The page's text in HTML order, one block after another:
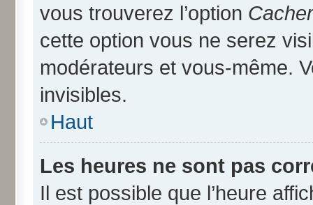
vous trouverez l’option
cette option vous ne serez
modérateurs et vous-même.
invisibles.
Haut
Les heures ne sont pas
Il est possible que l’heure